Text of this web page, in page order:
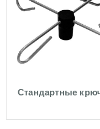
Стандартные